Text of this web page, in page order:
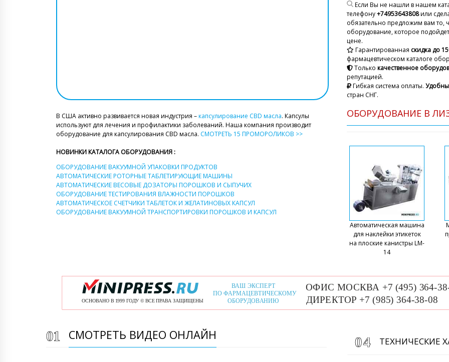
В США активно развивается новая индустрия –капсулирование CBD масла. Капсулы
используют для лечения и профилактики заболеваний. Наша компания производит
оборудование для капсулирования CBD масла. СМОТРЕТЬ 15 ПРОМОРОЛИКОВ >>
НОВИНКИ КАТАЛОГА ОБОРУДОВАНИЯ :
ОБОРУДОВАНИЕ ВАКУУМНОЙ УПАКОВКИ ПРОДУКТОВ
АВТОМАТИЧЕСКИЕ РОТОРНЫЕ ТАБЛЕТИРУЮЩИЕ МАШИНЫ
АВТОМАТИЧЕСКИЕ ВЕСОВЫЕ ДОЗАТОРЫ ПОРОШКОВ И СЫПУЧИХ
ОБОРУДОВАНИЕ ТЕСТИРОВАНИЯ ВЛАЖНОСТИ ПОРОШКОВ
АВТОМАТИЧЕСКОЕ СЧЕТЧИКИ ТАБЛЕТОК И ЖЕЛАТИНОВЫХ КАПСУЛ
ОБОРУДОВАНИЕ ВАКУУМНОЙ ТРАНСПОРТИРОВКИ ПОРОШКОВ И КАПСУЛ
Если Вы не нашли в нашем
телефону+74953643808или
обязательно предложим вам то,
оборудование, которое
цене.
Гарантированная скидка до
фармацевтическом каталоге
Только качественное
репутацией.
Гибкая система оплаты.
стран СНГ.
ОБОРУДОВАНИЕ В
Автоматическая машина
для наклейки этикеток
на плоские канистры LM-
14
СМОТРЕТЬ ВИДЕО ОНЛАЙН ТЕХНИЧЕСКИЕ
Галина
адресу?